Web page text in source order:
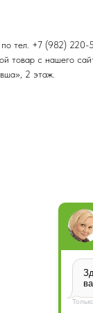
по тел. +7 (982) 220-
товар с нашего
2 этаж.